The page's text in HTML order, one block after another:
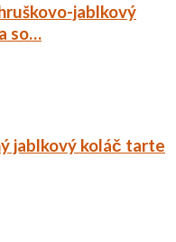
jablkový
so…
jablkový koláč tarte